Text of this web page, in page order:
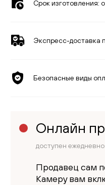
Срок изготовления:
Экспресс-доставка
Безопасные виды
Онлайн
доступен
Продавец сам
Камеру вам